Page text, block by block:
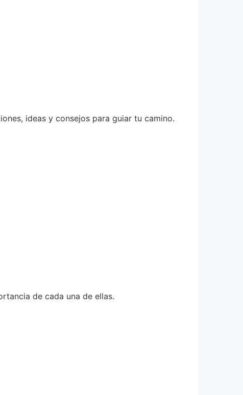
ideas y consejos para guiar tu camino.
de cada una de ellas.